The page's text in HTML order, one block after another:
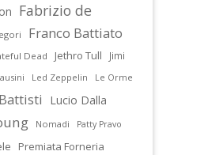
Fabrizio de
Franco Battiato
Dead Jethro Tull
Jimi
Led Zeppelin Le Orme
Lucio Dalla
Nomadi Patty Pravo
Premiata Forneria